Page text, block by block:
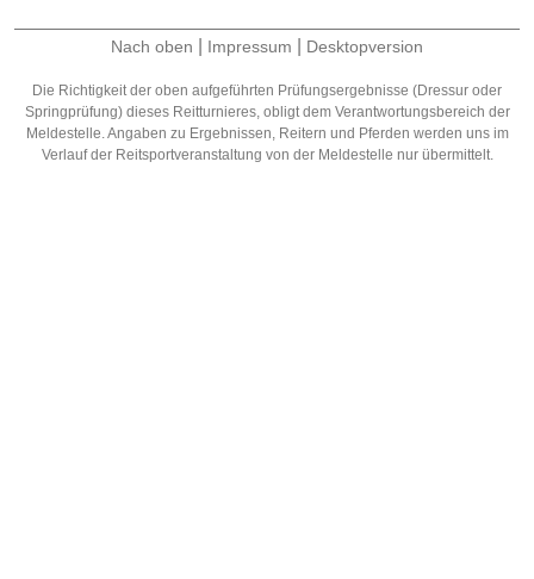
Nach oben Impressum Desktopversion
Die Richtigkeit der oben aufgeführten Prüfungsergebnisse (Dressur oder
Springprüfung) dieses Reitturnieres, obligt dem Verantwortungsbereich der
Meldestelle. Angaben zu Ergebnissen, Reitern und Pferden werden uns im
Verlauf der Reitsportveranstaltung von der Meldestelle nur übermittelt.